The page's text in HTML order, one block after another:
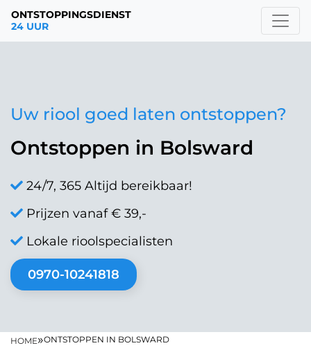
ONTSTOPPINGSDIENST
24 UUR
Uw riool goed laten ontstoppen?
Ontstoppen in Bolsward
24/7, 365 Altijd bereikbaar!
Prijzen vanaf € 39,-
Lokale rioolspecialisten
0970-10241818
HOME»ONTSTOPPEN IN BOLSWARD